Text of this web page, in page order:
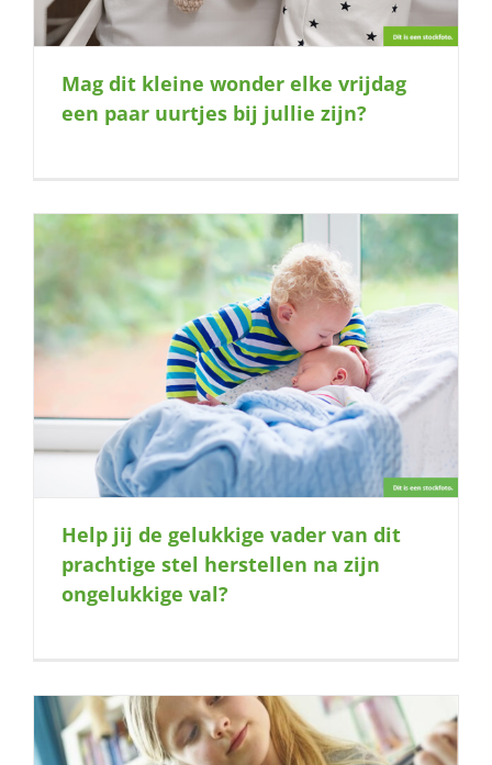
Mag dit kleine wonder elke vrijdag
een paar uurtjes bij jullie zijn?
Help jij de gelukkige vader van dit
prachtige stel herstellen na zijn
ongelukkige val?